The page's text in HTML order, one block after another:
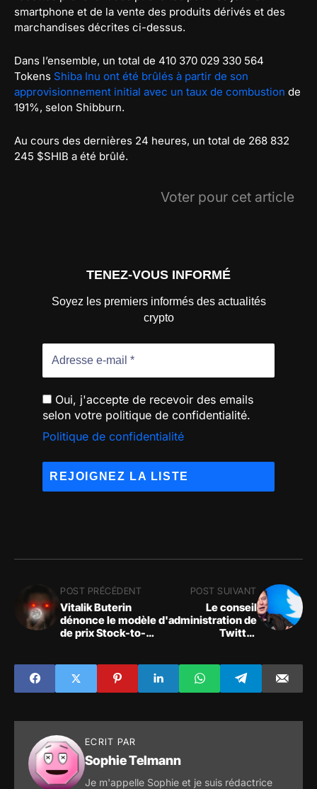
smartphone et de la vente des produits dérivés et des
marchandises décrites ci-dessus.
Dans l’ensemble, un total de 410 370 029 330 564
Tokens Shiba Inu ont été brûlés à partir de son
approvisionnement initial avec un taux de combustion de
191%, selon Shibburn.
Au cours des dernières 24 heures, un total de 268 832
245 $SHIB a été brûlé.
Voter pour cet article
TENEZ-VOUS INFORMÉ
Soyez les premiers informés des actualités
crypto
Oui, j'accepte de recevoir des emails
selon votre politique de confidentialité.
Politique de confidentialité
POST PRÉCÉDENT
Vitalik Buterin
dénonce le modèle
de prix Stock-to-
POST SUIVANT
Le conseil
d'administration de
Twitter
d'accepter l'offre
d'Elon Musk
ECRIT PAR
Sophie Telmann
Je m'appelle Sophie et je suis rédactrice